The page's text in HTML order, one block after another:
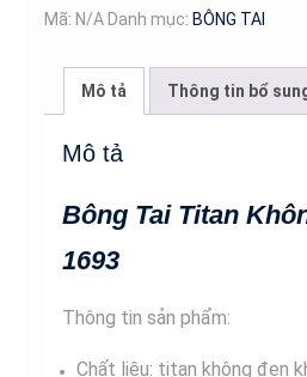
Không
lượng
Mã: N/A Danh mục: BÔNG TAI
Mô tả Thông tin bổ
Mô tả
Bông Tai Titan
1693
Thông tin sản phẩm:
Chất liệu: titan không đen